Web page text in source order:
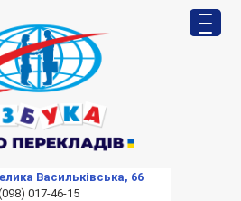
Васильківська, 66
017-46-15